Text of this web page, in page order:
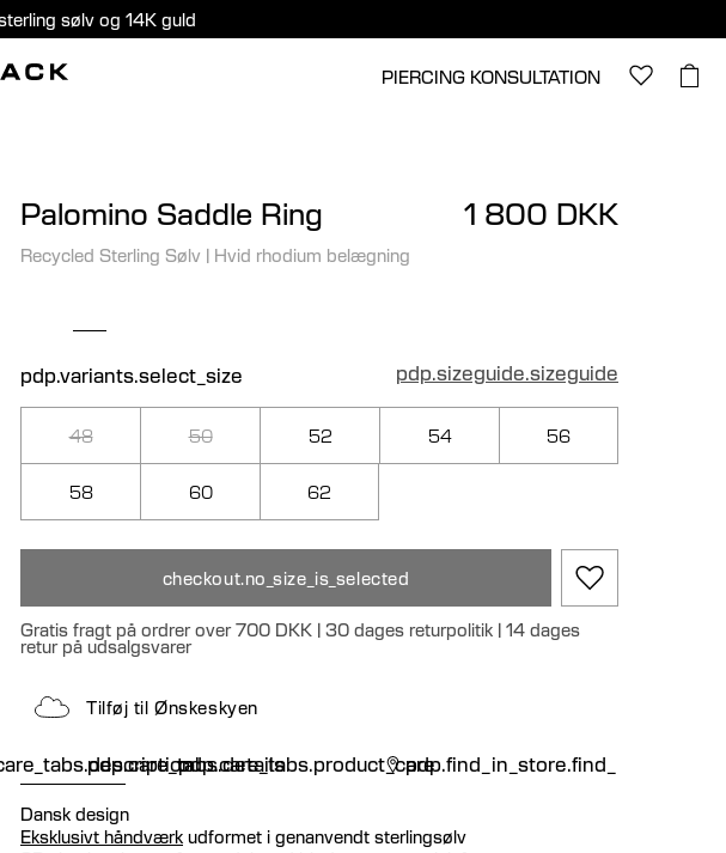
sølv og 14K guld
PIERCING KONSULTATION
Palomino Saddle Ring 1 800 DKK
Recycled Sterling Sølv | Hvid rhodium belægning
pdp.variants.select_size pdp.sizeguide.sizeguide
48 50 52 54 56
58 60 62
checkout.no_size_is_selected
Gratis fragt på ordrer over 700 DKK | 30 dages returpolitik | 14 dages
retur på udsalgsvarer
Tilføj til Ønskeskyen
pdp.care_tabs.details
pdp.care_tabs.product_carepdp.find_in_store.find_in_store
Dansk design
Eksklusivt håndværk udformet i genanvendt sterlingsølv